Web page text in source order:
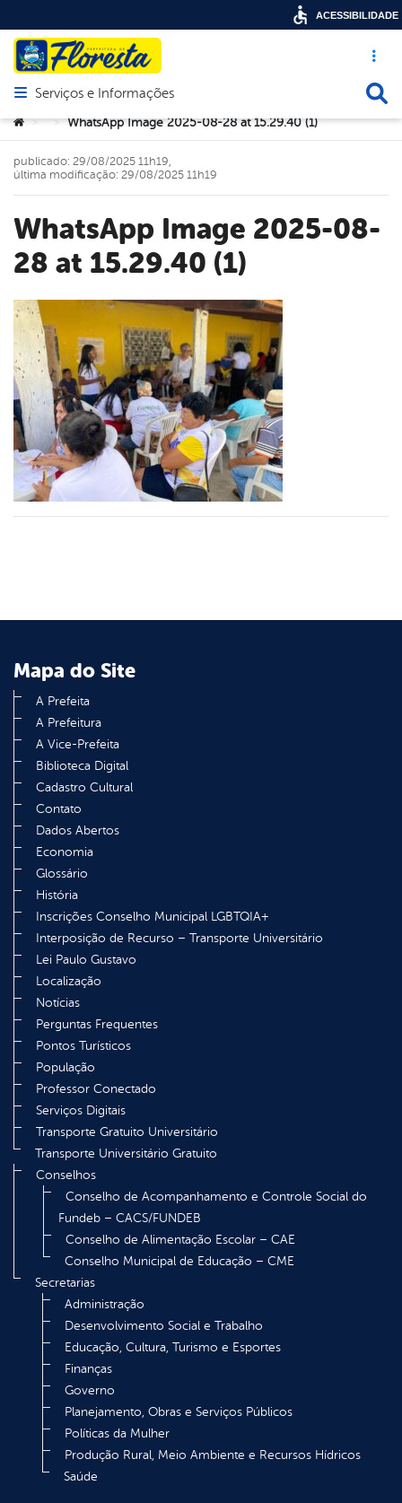
Acesso
Abrir menu principal de navegação
Serviços e Informações
Você está aqui:
> > WhatsApp Image 2025-08-28 at 15.29.40 (1)
WhatsApp Image 2025-08-
28 at 15.29.40 (1)
publicado: 29/08/2025 11h19,
última modificação: 29/08/2025 11h19
Mapa do Site
A Prefeita
A Prefeitura
A Vice-Prefeita
Biblioteca Digital
Cadastro Cultural
Contato
Dados Abertos
Economia
Glossário
História
Inscrições Conselho Municipal LGBTQIA+
Interposição de Recurso – Transporte Universitário
Lei Paulo Gustavo
Localização
Notícias
Perguntas Frequentes
Pontos Turísticos
População
Professor Conectado
Serviços Digitais
Transporte Gratuito Universitário
Transporte Universitário Gratuito
Conselhos
Conselho de Acompanhamento e Controle Social do
Fundeb – CACS/FUNDEB
Conselho de Alimentação Escolar – CAE
Conselho Municipal de Educação – CME
Secretarias
Administração
Desenvolvimento Social e Trabalho
Educação, Cultura, Turismo e Esportes
Finanças
Governo
Planejamento, Obras e Serviços Públicos
Políticas da Mulher
Produção Rural, Meio Ambiente e Recursos Hídricos
Saúde
ACESSIBILIDADE